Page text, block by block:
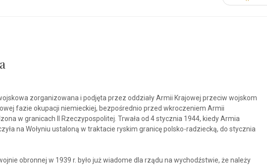
zorganizowana i podjęta przez oddziały Armii Krajowej przeciw wojskom
fazie okupacji niemieckiej, bezpośrednio przed wkroczeniem Armii
w granicach II Rzeczypospolitej. Trwała od 4 stycznia 1944, kiedy Armia
na Wołyniu ustaloną w traktacie ryskim granicę polsko-radziecką, do stycznia
obronnej w 1939 r. było już wiadome dla rządu na wychodźstwie, że należy